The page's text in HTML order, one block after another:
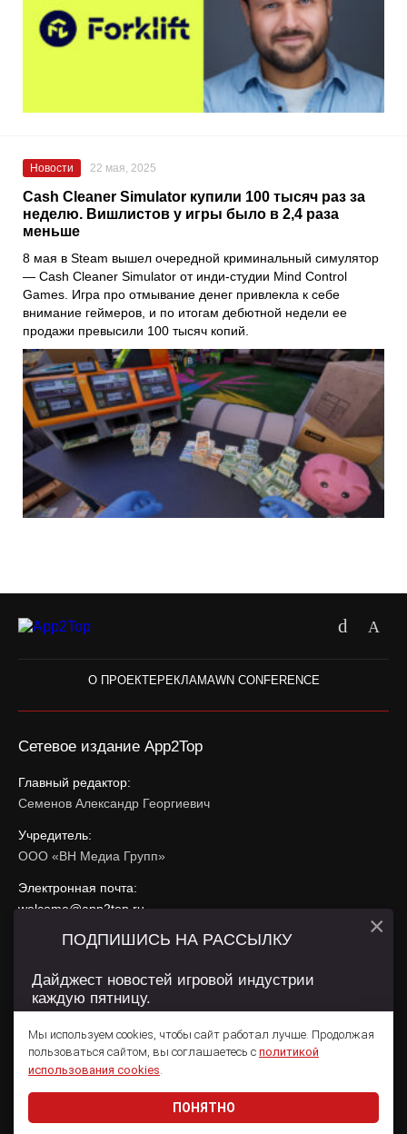
Новости 22 мая, 2025
Cash Cleaner Simulator купили 100 тысяч раз за
неделю. Вишлистов у игры было в 2,4 раза
меньше
8 мая в Steam вышел очередной криминальный симулятор
— Cash Cleaner Simulator от инди-студии Mind Control
Games. Игра про отмывание денег привлекла к себе
внимание геймеров, и по итогам дебютной недели ее
продажи превысили 100 тысяч копий.
О ПРОЕКТЕРЕКЛАМАWN CONFERENCE
Сетевое издание App2Top
Главный редактор:
Семенов Александр Георгиевич
Учредитель:
ООО «ВН Медиа Групп»
Электронная почта:
welcome@app2top.ru
При использовании материалов активная ссылка на
Сайт использует IP адреса, cookie, данные геолокации
использования содержатся вПолитике конфиденциальностии
Пользовательском соглашении .
© 2011 — 2026 App2Top 16+
Мы используем cookies, чтобы сайт работал лучше. Продолжая
пользоваться сайтом, вы соглашаетесь с политикой
использования cookies.
ПОНЯТНО
ПОДПИШИСЬ НА РАССЫЛКУ
Дайджест новостей игровой индустрии
каждую пятницу.
Даю согласие на обработкуперсональных данных
×